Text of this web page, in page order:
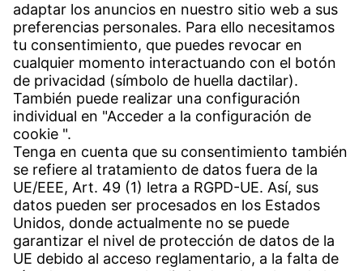
Teléfono recepción:
+34 949 325 200(24 horas)
Contacto
Sedes en todo el mundo
Contacto
Servicio
Centro de descargas